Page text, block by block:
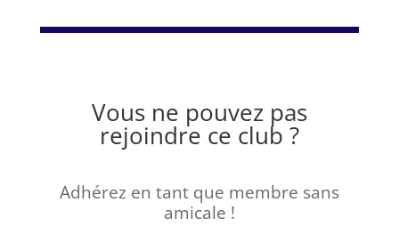
Vous ne pouvez pas
rejoindre ce club ?
Adhérez en tant que membre sans
amicale !